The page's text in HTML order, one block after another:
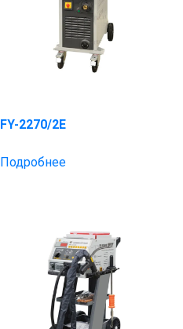
FY-2270/2E
Подробнее